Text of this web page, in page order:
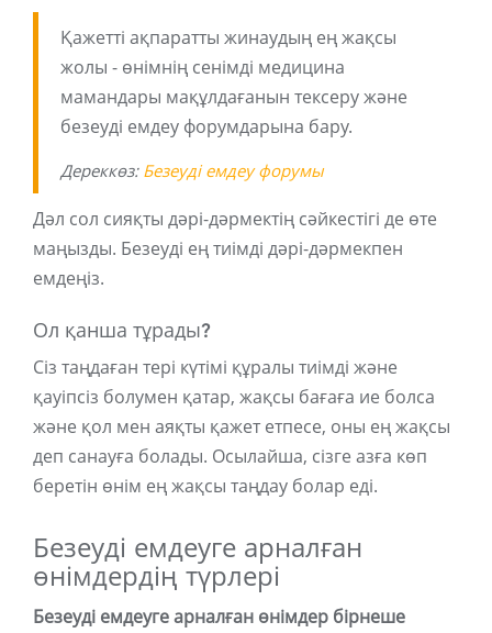
Қажетті ақпаратты жинаудың ең жақсы
жолы - өнімнің сенімді медицина
мамандары мақұлдағанын тексеру және
безеуді емдеу форумдарына бару.
Дереккөз: Безеуді емдеу форумы
Дәл сол сияқты дәрі-дәрмектің сәйкестігі де өте
маңызды. Безеуді ең тиімді дәрі-дәрмекпен
емдеңіз.
Ол қанша тұрады?
Сіз таңдаған тері күтімі құралы тиімді және
қауіпсіз болумен қатар, жақсы бағаға ие болса
және қол мен аяқты қажет етпесе, оны ең жақсы
деп санауға болады. Осылайша, сізге азға көп
беретін өнім ең жақсы таңдау болар еді.
Безеуді емдеуге арналған
өнімдердің түрлері
Безеуді емдеуге арналған өнімдер бірнеше